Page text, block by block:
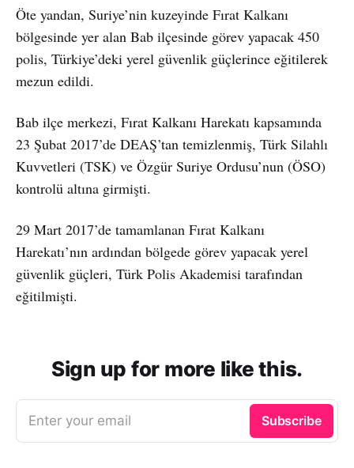
Öte yandan, Suriye’nin kuzeyinde Fırat Kalkanı
bölgesinde yer alan Bab ilçesinde görev yapacak 450
polis, Türkiye’deki yerel güvenlik güçlerince eğitilerek
mezun edildi.
Bab ilçe merkezi, Fırat Kalkanı Harekatı kapsamında
23 Şubat 2017’de DEAŞ’tan temizlenmiş, Türk Silahlı
Kuvvetleri (TSK) ve Özgür Suriye Ordusu’nun (ÖSO)
kontrolü altına girmişti.
29 Mart 2017’de tamamlanan Fırat Kalkanı
Harekatı’nın ardından bölgede görev yapacak yerel
güvenlik güçleri, Türk Polis Akademisi tarafından
eğitilmişti.
Sign up for more like this.
Enter your email Subscribe